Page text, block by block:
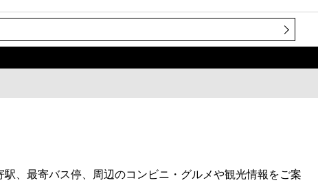
、最寄バス停、周辺のコンビニ・グルメや観光情報をご案